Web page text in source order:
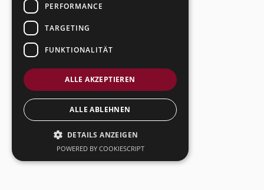
PERFORMANCE
TARGETING
FUNKTIONALITÄT
ALLE AKZEPTIEREN
ALLE ABLEHNEN
DETAILS ANZEIGEN
POWERED BY COOKIESCRIPT